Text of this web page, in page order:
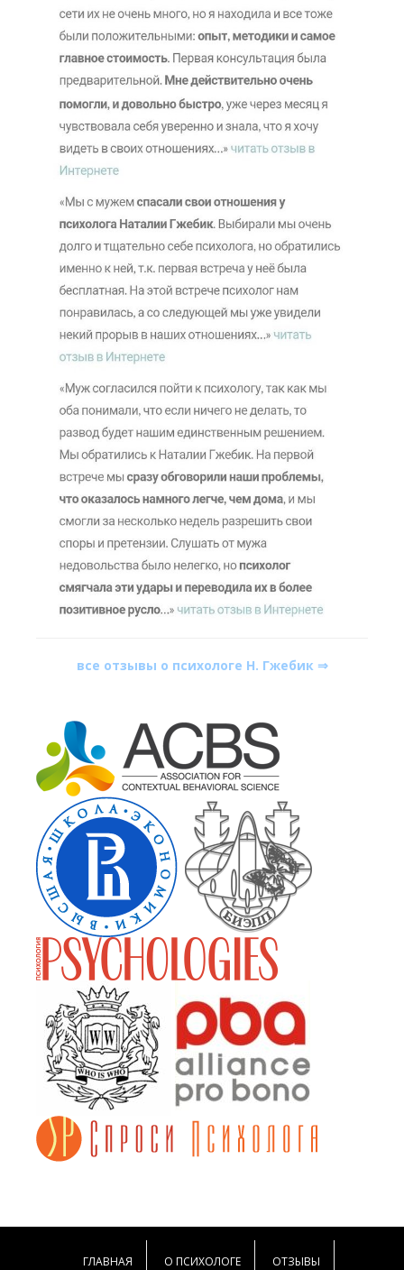
все отзывы о психологе Н. Гжебик ⇒
ГЛАВНАЯ О ПСИХОЛОГЕ ОТЗЫВЫ